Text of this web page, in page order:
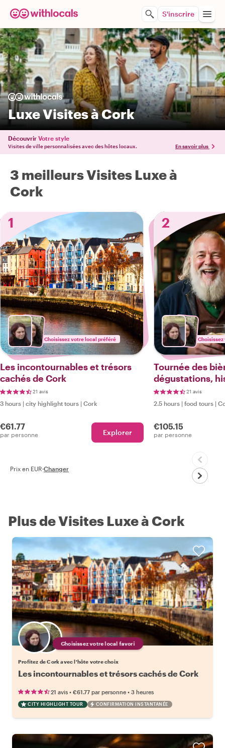
S'inscrire
Luxe Visites à Cork
Découvrir Votre style
Visites de ville personnalisées avec des hôtes locaux. En savoir plus
3 meilleurs Visites Luxe à
Cork
1
Choisissez votre local préféré
Les incontournables et trésors
cachés de Cork
21 avis
3 hours | city highlight tours | Cork
€61.77
par personne Explorer
2
Tournée des
dégustations,
pittoresques
21 avis
2.5 hours | food tours |
€105.15
par personne
Prix en EUR·Changer
Plus de Visites Luxe à Cork
Choisissez votre local favori
Profitez de Cork avec l'hôte votre choix
Les incontournables et trésors cachés de Cork
21 avis • €61.77 par personne • 3 heures
CITY HIGHLIGHT TOUR CONFIRMATION INSTANTANÉE